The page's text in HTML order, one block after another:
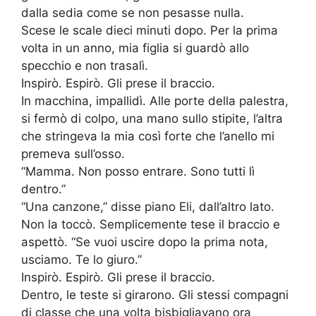
dalla sedia come se non pesasse nulla.
Scese le scale dieci minuti dopo. Per la prima
volta in un anno, mia figlia si guardò allo
specchio e non trasalì.
Inspirò. Espirò. Gli prese il braccio.
In macchina, impallidì. Alle porte della palestra,
si fermò di colpo, una mano sullo stipite, l’altra
che stringeva la mia così forte che l’anello mi
premeva sull’osso.
“Mamma. Non posso entrare. Sono tutti lì
dentro.”
“Una canzone,” disse piano Eli, dall’altro lato.
Non la toccò. Semplicemente tese il braccio e
aspettò. “Se vuoi uscire dopo la prima nota,
usciamo. Te lo giuro.”
Inspirò. Espirò. Gli prese il braccio.
Dentro, le teste si girarono. Gli stessi compagni
di classe che una volta bisbigliavano ora